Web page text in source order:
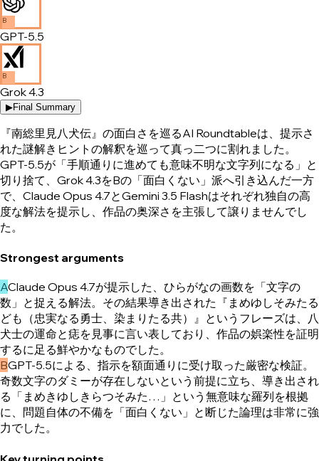
B
GPT-5.5
B
Grok 4.3
▶Final Summary
『南総里見八犬伝』の面白さを巡るAI Roundtableは、提示さ
れた謎解きヒントの解釈を巡って真っ二つに割れました。
GPT-5.5が「手順通りに進めても意味不明な文字列になる」と
切り捨て、Grok 4.3をBの「面白くない」派へ引き込んだ一方
で、Claude Opus 4.7とGemini 3.5 Flashはそれぞれ独自の高
度な解法を提示し、作品の奥深さを主張して譲りませんでし
た。
Strongest arguments
AClaude Opus 4.7が提示した、ひらがなの画数を「文字の
数」と捉える解法。その結果導き出された『まめゆしそみたる
ども（忠実なる勇士、染まりたる共）』というフレーズは、八
犬士の運命と痣を見事に言い表しており、作品の娯楽性を証明
するに足る鮮やかなものでした。
BGPT-5.5による、指示を額面通りに受け取った厳密な検証。
奇数文字のダミーが存在しないという前提に立ち、導き出され
る「まめきゆしきらつそみた…」という無意味な羅列を根拠
に、問題自体の不備を「面白くない」と断じた論理は非常に強
力でした。